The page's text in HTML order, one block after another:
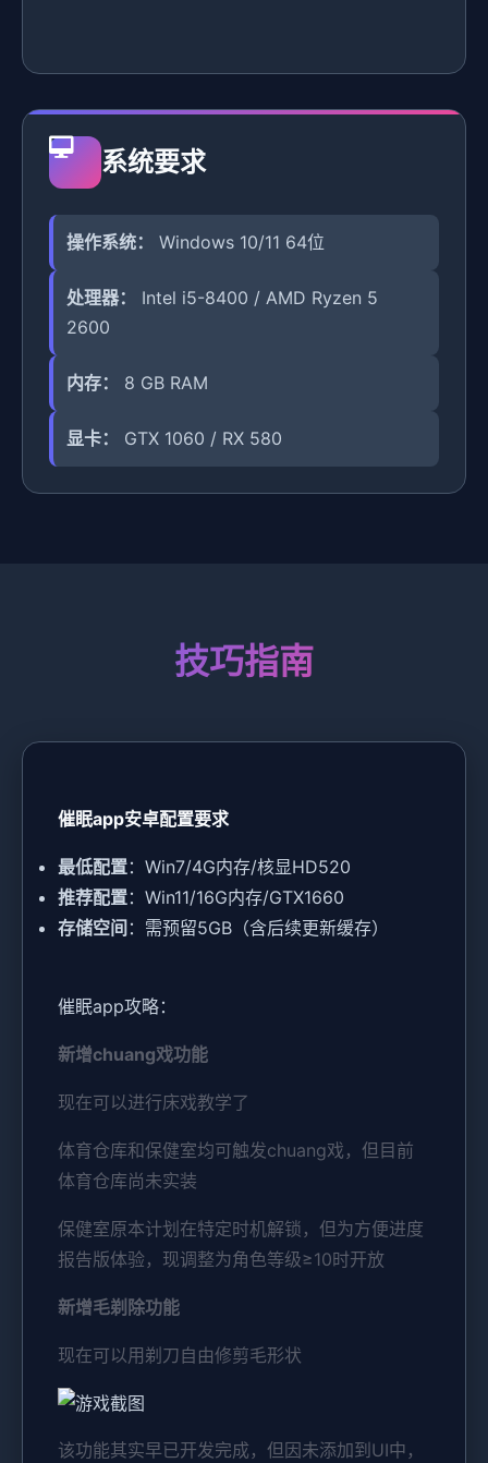
系统要求
操作系统： Windows 10/11 64位
处理器：
Intel i5-8400 / AMD Ryzen 5
2600
内存： 8 GB RAM
显卡： GTX 1060 / RX 580
技巧指南
催眠app安卓配置要求
​最低配置​​：Win7/4G内存/核显HD520
​推荐配置​​：Win11/16G内存/GTX1660
​存储空间​ ​：需预留5GB（含后续更新缓存）
催眠app攻略：
新增chuang戏功能
现在可以进行床戏教学了
体育仓库和保健室均可触发chuang戏，但目前
体育仓库尚未实装
保健室原本计划在特定时机解锁，但为方便进度
报告版体验，现调整为角色等级≥10时开放
新增毛剃除功能
现在可以用剃刀自由修剪毛形状
该功能其实早已开发完成，但因未添加到UI中，